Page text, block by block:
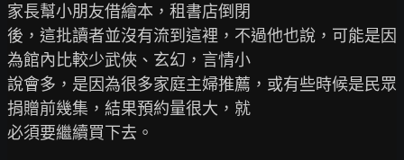
家長幫小朋友借繪本，租書店倒閉
後，這批讀者並沒有流到這裡，不過他也說，可能是因
為館內比較少武俠、玄幻，言情小
說會多，是因為很多家庭主婦推薦，或有些時候是民眾
捐贈前幾集，結果預約量很大，就
必須要繼續買下去。